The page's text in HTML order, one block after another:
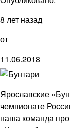
8 лет назад
от
11.06.2018
Ярославские
чемпионате
наша команда